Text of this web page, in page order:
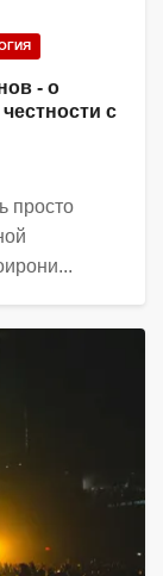
- о
с
просто